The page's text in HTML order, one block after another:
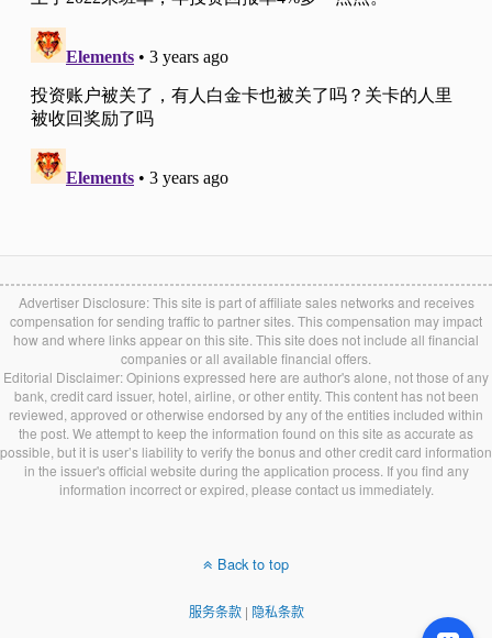
Advertiser Disclosure: This site is part of affiliate sales networks and receives
compensation for sending traffic to partner sites. This compensation may impact
how and where links appear on this site. This site does not include all financial
companies or all available financial offers.
Editorial Disclaimer: Opinions expressed here are author's alone, not those of any
bank, credit card issuer, hotel, airline, or other entity. This content has not been
reviewed, approved or otherwise endorsed by any of the entities included within
the post. We attempt to keep the information found on this site as accurate as
possible, but it is user’s liability to verify the bonus and other credit card information
in the issuer's official website during the application process. If you find any
information incorrect or expired, please contact us immediately.
Back to top
服务条款| 隐私条款